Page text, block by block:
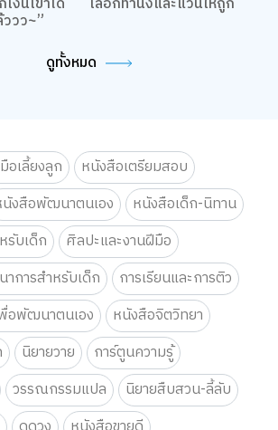
การเงิน
นเข้าได้
อ่านมาราธอนแค่ไหน ก็ไม่ล้า
อเลี้ยงลูก
หนังสือเตรียมสอบ
งสือพัฒนาตนเอง
หนังสือเด็ก-นิทาน
รับเด็ก
ศิลปะและงานฝีมือ
การสำหรับเด็ก
การเรียนและการติว
อพัฒนาตนเอง
หนังสือจิตวิทยา
นิยายวาย
การ์ตูนความรู้
วรรณกรรมแปล
นิยายสืบสวน-ลี้ลับ